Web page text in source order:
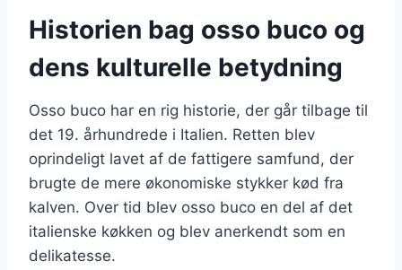
Historien bag osso buco og
dens kulturelle betydning
Osso buco har en rig historie, der går tilbage til
det 19. århundrede i Italien. Retten blev
oprindeligt lavet af de fattigere samfund, der
brugte de mere økonomiske stykker kød fra
kalven. Over tid blev osso buco en del af det
italienske køkken og blev anerkendt som en
delikatesse.